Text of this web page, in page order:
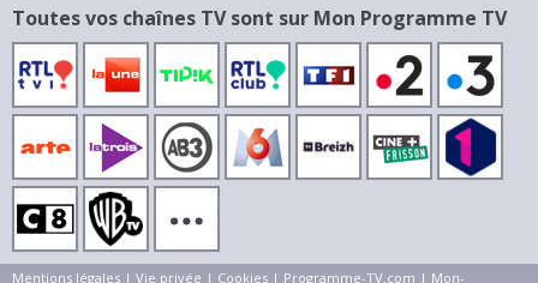
Toutes vos chaînes TV sont sur Mon Programme TV
Mentions légales | Vie privée | Cookies | Programme-TV.com | Mon-